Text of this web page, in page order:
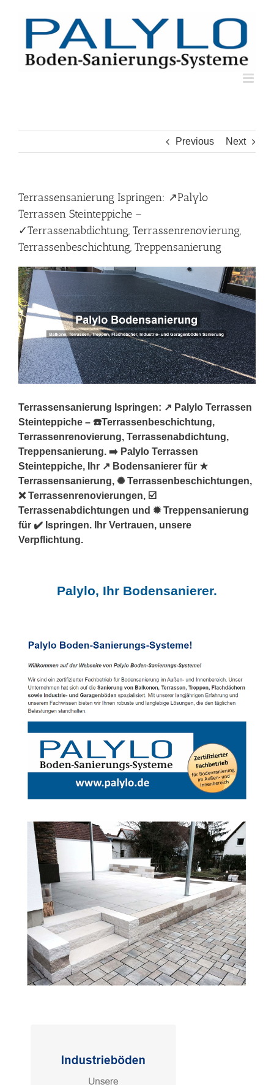
Previous Next
Terrassensanierung Ispringen: ↗️Palylo
Terrassen Steinteppiche –
✓Terrassenabdichtung, Terrassenrenovierung,
Terrassenbeschichtung, Treppensanierung
Terrassensanierung Ispringen: ↗️ Palylo Terrassen
Steinteppiche – ☎️Terrassenbeschichtung,
Terrassenrenovierung, Terrassenabdichtung,
Treppensanierung. ➡️ Palylo Terrassen
Steinteppiche, Ihr ↗️ Bodensanierer für ★
Terrassensanierung, ✺ Terrassenbeschichtungen,
❌ Terrassenrenovierungen, ☑️
Terrassenabdichtungen und ✹ Treppensanierung
für ✔️ Ispringen. Ihr Vertrauen, unsere
Verpflichtung.
Palylo, Ihr Bodensanierer.